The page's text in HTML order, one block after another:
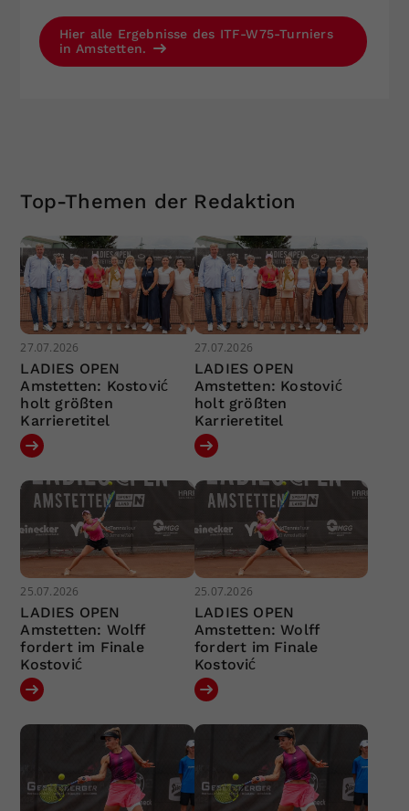
Hier alle Ergebnisse des ITF-W75-Turniers
in Amstetten.
Top-Themen der Redaktion
27.07.2026
LADIES OPEN
Amstetten: Kostović
holt größten
Karrieretitel
27.07.2026
LADIES OPEN
Amstetten: Kostović
holt größten
Karrieretitel
25.07.2026
LADIES OPEN
Amstetten: Wolff
fordert im Finale
Kostović
25.07.2026
LADIES OPEN
Amstetten: Wolff
fordert im Finale
Kostović